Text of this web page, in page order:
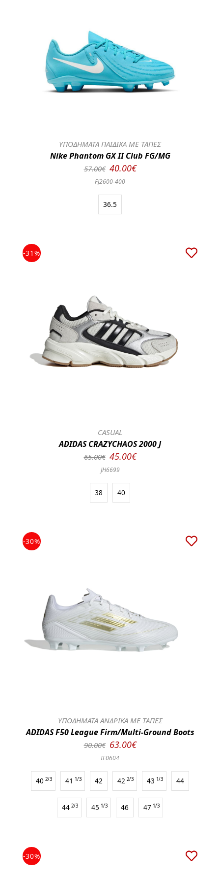
ΥΠΟΔΗΜΑΤΑ ΠΑΙΔΙΚΑ ΜΕ ΤΑΠΕΣ
Nike Phantom GX II Club FG/MG
57.00€ 40.00€
FJ2600-400
36.5
-31%
CASUAL
ADIDAS CRAZYCHAOS 2000 J
65.00€ 45.00€
JH6699
38 40
-30%
ΥΠΟΔΗΜΑΤΑ ΑΝΔΡΙΚΑ ΜΕ ΤΑΠΕΣ
ADIDAS F50 League Firm/Multi-Ground Boots
90.00€ 63.00€
IE0604
40 2/3 41 1/3 42 42 2/3 43 1/3 44
44 2/3 45 1/3 46 47 1/3
-30%